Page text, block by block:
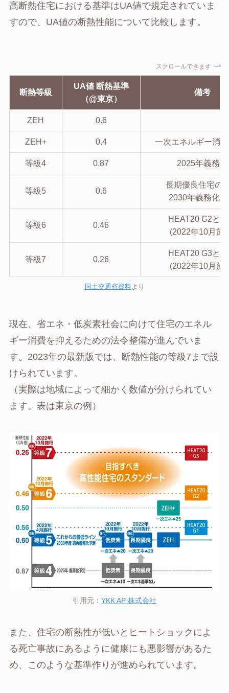
高断熱住宅における基準はUA値で規定されていま
すので、UA値の断熱性能について比較します。
スクロールできます
断熱等級
UA値 断熱基準
（@東京）
備考
ZEH 0.6
ZEH+ 0.4 一次エネルギー消
等級4 0.87 2025年義務化
等級5 0.6
長期優良住宅の
2030年義務化
等級6 0.46
HEAT20 G2と
(2022年10月施
等級7 0.26
HEAT20 G3と
(2022年10月施
国土交通省資料より
現在、省エネ・低炭素社会に向けて住宅のエネル
ギー消費を抑えるための法令整備が進んでいま
す。2023年の最新版では、断熱性能の等級7まで設
けられています。
（実際は地域によって細かく数値が分けられてい
ます。表は東京の例）
引用元： YKK AP 株式会社
また、住宅の断熱性が低いとヒートショックによ
る死亡事故にあるように健康にも悪影響があるた
め、このような基準作りが進められています。